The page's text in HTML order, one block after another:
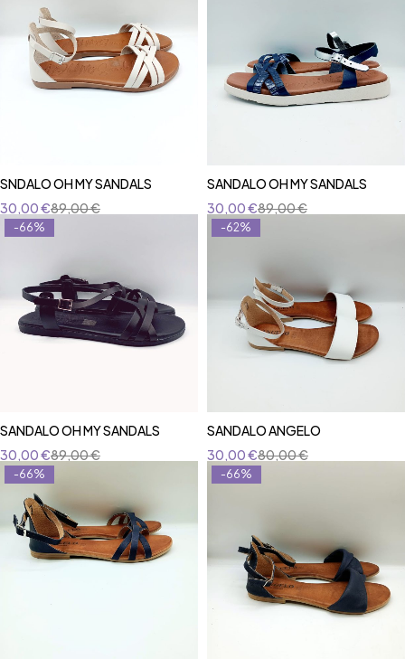
SNDALO OH MY SANDALS
89,00€
30,00€
SANDALO OH MY SANDALS
89,00€
30,00€
-66%
SANDALO OH MY SANDALS
89,00€
30,00€
-62%
SANDALO ANGELO
80,00€
30,00€
-66% -66%